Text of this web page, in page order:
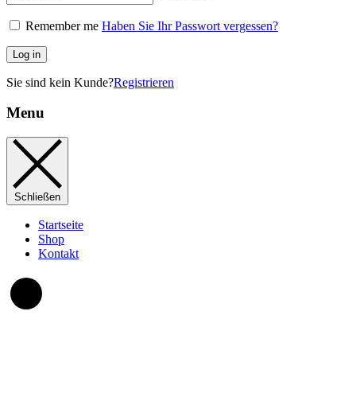
Remember me Haben Sie Ihr Passwort vergessen?
Log in
Sie sind kein Kunde?Registrieren
Menu
Schließen
Startseite
Shop
Kontakt